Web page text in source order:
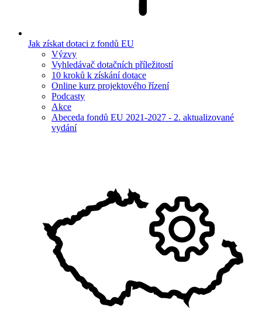
Jak získat dotaci z fondů EU
Výzvy
Vyhledávač dotačních příležitostí
10 kroků k získání dotace
Online kurz projektového řízení
Podcasty
Akce
Abeceda fondů EU 2021-2027 - 2. aktualizované
vydání